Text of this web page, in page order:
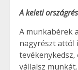
A keleti
A munkabérek
nagyrészt attól
vállalsz munkát.